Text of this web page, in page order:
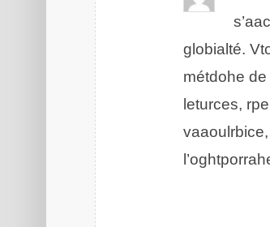
glolaibté.
méthode
leturces,